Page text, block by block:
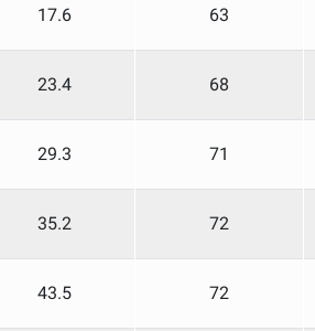
17.6 63
23.4 68
29.3 71
35.2 72
43.5 72